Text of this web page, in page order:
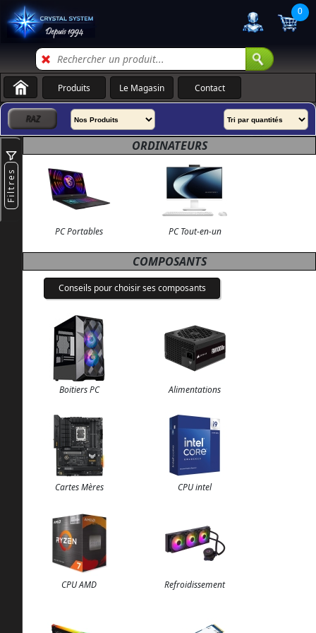
0
Produits Le Magasin Contact
Filtres
ORDINATEURS
PC Portables PC Tout-en-un
COMPOSANTS
Conseils pour choisir ses composants
Boitiers PC Alimentations
Cartes Mères CPU intel
CPU AMD Refroidissement